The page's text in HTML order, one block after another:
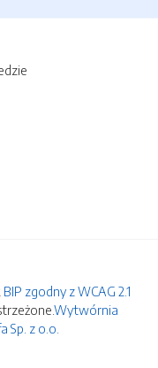
BIP zgodny z WCAG 2.1
Wytwórnia
Sp. z o.o.